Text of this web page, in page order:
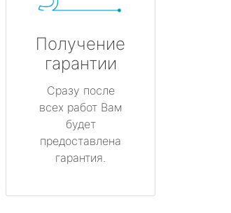
Получение
гарантии
Сразу после
всех работ Вам
будет
предоставлена
гарантия.